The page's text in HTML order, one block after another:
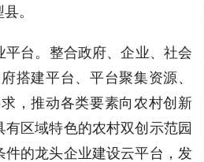
。
平台。整合政府、企业、社会
搭建平台、平台聚集资源、
，推动各类要素向农村创新
区域特色的农村双创示范园
件的龙头企业建设云平台，发